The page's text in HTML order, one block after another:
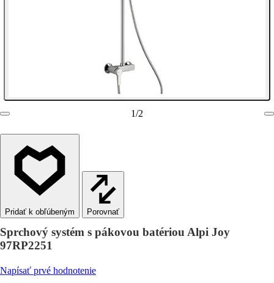
1/2
Porovnať
Sprchový systém s pákovou batériou Alpi Joy
97RP2251
Napísať prvé hodnotenie